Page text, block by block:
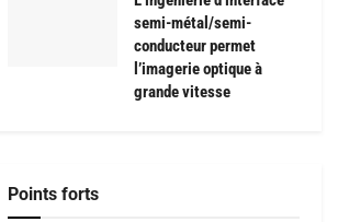
semi-métal/semi-
conducteur permet
l’imagerie optique à
grande vitesse
Points forts